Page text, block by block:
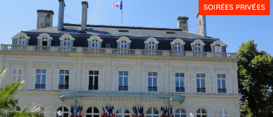
SOIRÉES PRIVÉES